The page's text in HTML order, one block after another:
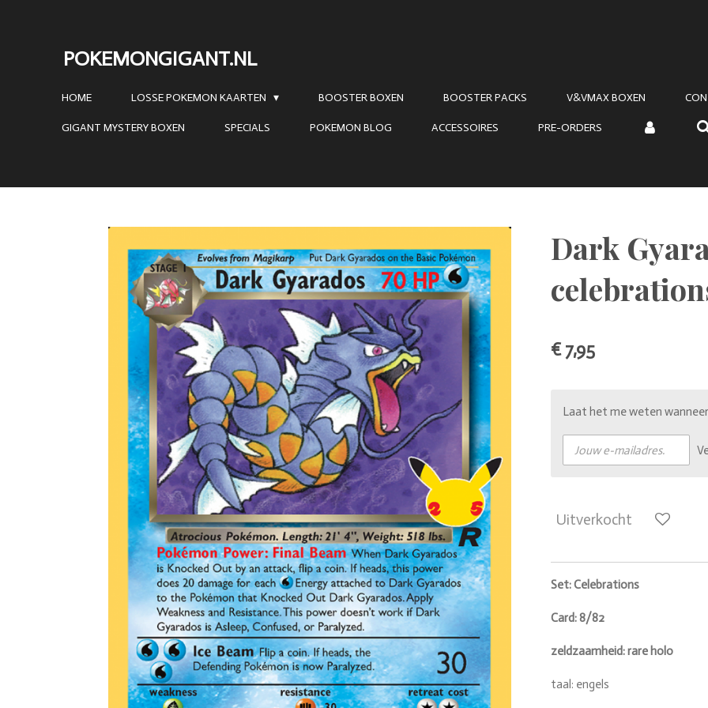
hoofdinhoud
POKEMONGIGANT.NL
HOME LOSSE POKEMON KAARTEN BOOSTER BOXEN BOOSTER PACKS V&VMAX BOXEN
GIGANT MYSTERY BOXEN SPECIALS POKEMON BLOG ACCESSOIRES PRE-ORDERS
Dark
€ 7,95
Laat het me weten
Uitverkocht
Set: Celebrations
Card: 8/82
zeldzaamheid: rare holo
taal: engels